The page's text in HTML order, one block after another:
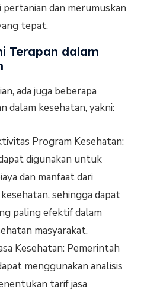
dan merumuskan
tepat.
Terapan dalam
ada juga beberapa
dalam kesehatan, yakni:
Program Kesehatan:
digunakan untuk
dan manfaat dari
sehingga dapat
paling efektif dalam
masyarakat.
Kesehatan: Pemerintah
menggunakan analisis
tarif jasa